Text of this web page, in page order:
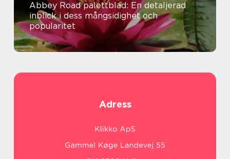
Abbey Road palettblad: En detaljerad
inblick i dess mångsidighet och
popularitet
Adress